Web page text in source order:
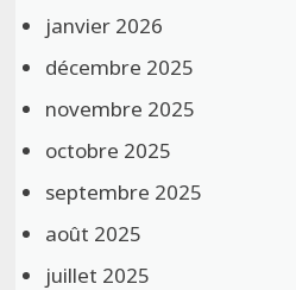
janvier 2026
décembre 2025
novembre 2025
octobre 2025
septembre 2025
août 2025
juillet 2025